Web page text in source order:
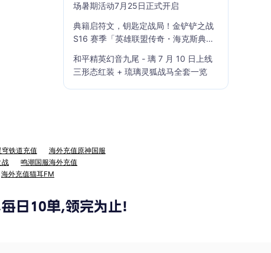
场暑期活动7月25日正式开启
典籍启符文，钥匙定战局！金铲铲之战
S16 赛季「英雄联盟传奇・海克斯典
和平精英幻音九尾 - 璃 7 月 10 日上线
三形态红装 + 琉璃灵狐战马全套一览
穹铁道充值
海外充值原神国服
战
鸣潮国服海外充值
海外充值猫耳FM